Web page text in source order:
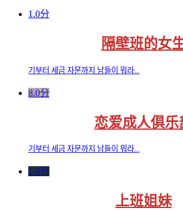
1.0分
隔壁班的女
기부터 세금 자문까지 남들이 뭐라...
8.0分
恋爱成人俱乐
기부터 세금 자문까지 남들이 뭐라...
1.0分
上班姐妹